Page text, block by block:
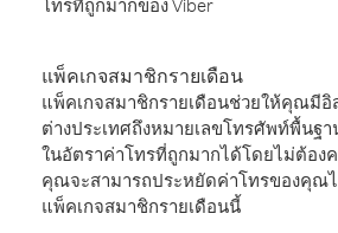
โทรที่ถูกมากของ Viber
แพ็คเกจสมาชิกรายเดือน
แพ็คเกจสมาชิกรายเดือนช่วยให้คุณมีอิ
ต่างประเทศถึงหมายเลขโทรศัพท์พื้นฐ
ในอัตราค่าโทรที่ถูกมากได้โดยไม่ต้อง
คุณจะสามารถประหยัดค่าโทรของคุณ
แพ็คเกจสมาชิกรายเดือนนี้